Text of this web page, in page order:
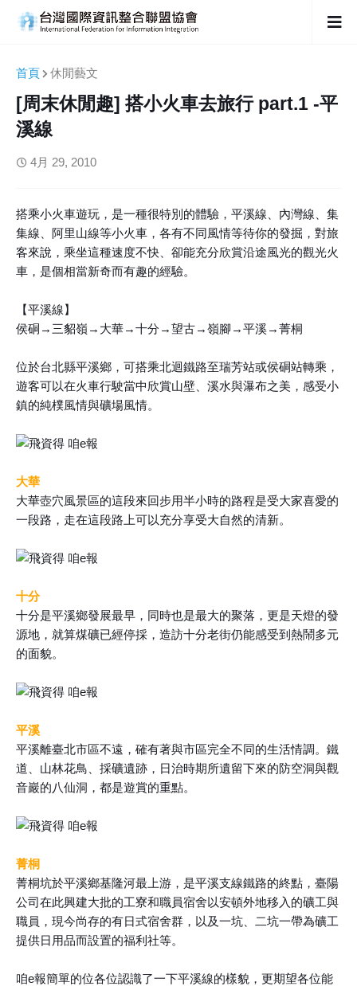
首頁 休閒藝文
[周末休閒趣] 搭小火車去旅行 part.1 -平
溪線
4月 29, 2010
搭乘小火車遊玩，是一種很特別的體驗，平溪線、內灣線、集
集線、阿里山線等小火車，各有不同風情等待你的發掘，對旅
客來說，乘坐這種速度不快、卻能充分欣賞沿途風光的觀光火
車，是個相當新奇而有趣的經驗。
【平溪線】
侯硐→三貂嶺→大華→十分→望古→嶺腳→平溪→菁桐
位於台北縣平溪鄉，可搭乘北迴鐵路至瑞芳站或侯硐站轉乘，
遊客可以在火車行駛當中欣賞山壁、溪水與瀑布之美，感受小
鎮的純樸風情與礦場風情。
大華
大華壺穴風景區的這段來回步用半小時的路程是受大家喜愛的
一段路，走在這段路上可以充分享受大自然的清新。
十分
十分是平溪鄉發展最早，同時也是最大的聚落，更是天燈的發
源地，就算煤礦已經停採，造訪十分老街仍能感受到熱鬧多元
的面貌。
平溪
平溪離臺北市區不遠，確有著與市區完全不同的生活情調。鐵
道、山林花鳥、採礦遺跡，日治時期所遺留下來的防空洞與觀
音巖的八仙洞，都是遊賞的重點。
菁桐
菁桐坑於平溪鄉基隆河最上游，是平溪支線鐵路的終點，臺陽
公司在此興建大批的工寮和職員宿舍以安頓外地移入的礦工與
職員，現今尚存的有日式宿舍群，以及一坑、二坑一帶為礦工
提供日用品而設置的福利社等。
咱e報簡單的位各位認識了一下平溪線的樣貌，更期望各位能